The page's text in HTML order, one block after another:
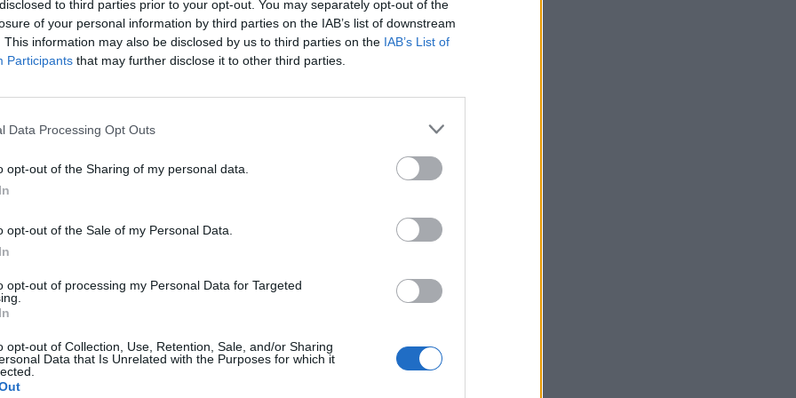
to third parties prior to your opt-out. You may separately opt-out of the
of your personal information by third parties on the IAB’s list of downstream
This information may also be disclosed by us to third parties on the IAB’s List of
Participants that may further disclose it to other third parties.
Data Processing Opt Outs
opt-out of the Sharing of my personal data.
opt-out of the Sale of my Personal Data.
opt-out of processing my Personal Data for Targeted
opt-out of Collection, Use, Retention, Sale, and/or Sharing
Data that Is Unrelated with the Purposes for which it
és az Észak-Koreával kapcsolatos geopolitikai kockázatok
elemzők, hogy mérsékelt mínuszban zártak az amerikai
Megosztás Itt a vége A Dow 0,03%-os, az S&P 500 0,14%-os, a Nasdaq pedig
portfolio.hu hírarchívumához tartozik, melynek olvasása előfizetéses
tartalmazza:
cikkarchívum